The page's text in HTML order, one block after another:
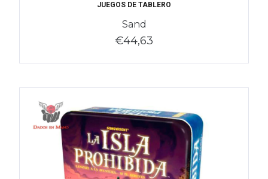
JUEGOS DE TABLERO
Sand
€44,63